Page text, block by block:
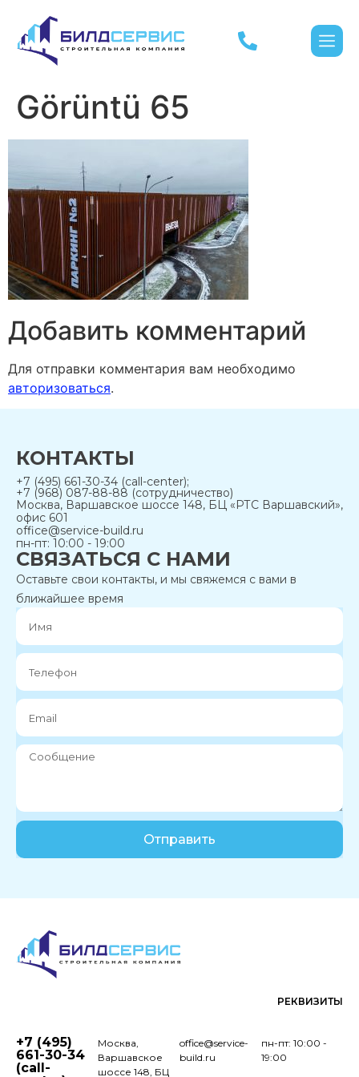
Görüntü 65
Добавить комментарий
Для отправки комментария вам необходимо
авторизоваться.
КОНТАКТЫ
+7 (495) 661-30-34 (call-center);
+7 (968) 087-88-88 (сотрудничество)
Москва, Варшавское шоссе 148, БЦ «РТС Варшавский»,
офис 601
office@service-build.ru
пн-пт: 10:00 - 19:00
СВЯЗАТЬСЯ С НАМИ
Оставьте свои контакты, и мы свяжемся с вами в
ближайшее время
Отправить
РЕКВИЗИТЫ
+7 (495)
661-30-34
(call-
Москва,
Варшавское
шоссе 148, БЦ
пн-пт: 10:00 -
19:00
office@service-
build.ru